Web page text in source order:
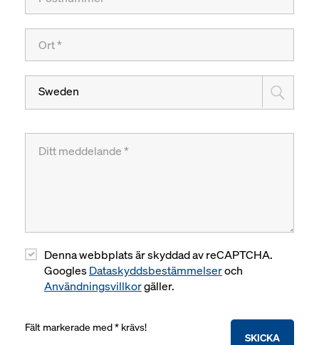
Sweden
Denna webbplats är skyddad av reCAPTCHA.
GooglesDataskyddsbestämmelseroch
Användningsvillkorgäller.
SKICKA
Fält markerade med * krävs!